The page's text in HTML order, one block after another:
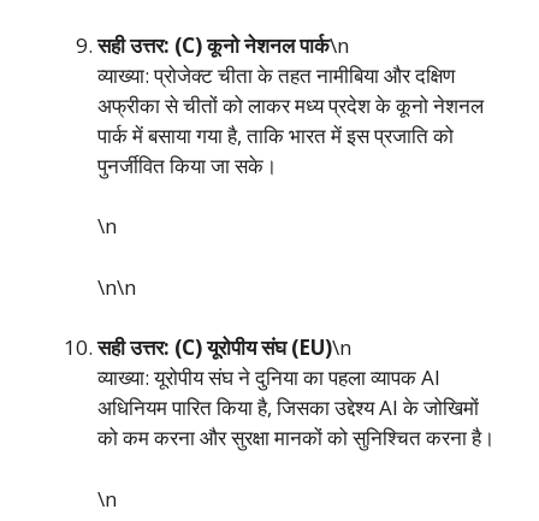
सही उत्तर: (C) कूनो नेशनल पार्क\n
व्याख्या: प्रोजेक्ट चीता के तहत नामीबिया और दक्षिण
अफ्रीका से चीतों को लाकर मध्य प्रदेश के कूनो नेशनल
पार्क में बसाया गया है, ताकि भारत में इस प्रजाति को
पुनर्जीवित किया जा सके।
\n
\n\n
सही उत्तर: (C) यूरोपीय संघ (EU)\n
व्याख्या: यूरोपीय संघ ने दुनिया का पहला व्यापक AI
अधिनियम पारित किया है, जिसका उद्देश्य AI के जोखिमों
को कम करना और सुरक्षा मानकों को सुनिश्चित करना है।
\n